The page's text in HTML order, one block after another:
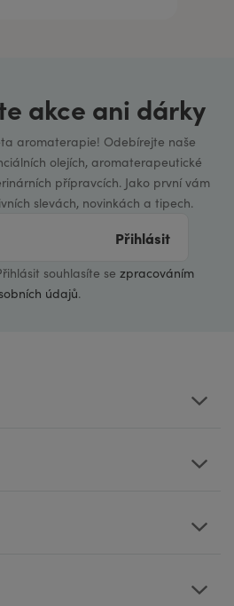
akce ani dárky
aromaterapie! Odebírejte naše
olejích, aromaterapeutické
přípravcích. Jako první vám
slevách, novinkách a tipech.
Přihlásit
souhlasíte se zpracováním
údajů.